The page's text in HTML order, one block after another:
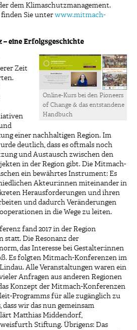
dem Klimaschutzmanagement.
Sie unter www.mitmach-
eine Erfolgsgeschichte
Online-Kurs bei den Pioneers
of Change & das entstandene
Handbuch
Zeit
einer nachhaltigen Region. Im
deutlich, dass es oftmals noch
und Austausch zwischen den
in der Region gibt. Die Mitmach-
ein bewährtes Instrument: Es
Akteur:innen miteinander in
Herausforderungen und ihren
und dadurch Veränderungen
in die Wege zu leiten.
fand 2017 in der Region
statt. Die Resonanz der
das Interesse bei Gestalter:innen
Es folgten Mitmach-Konferenzen im
Alle Veranstaltungen waren ein
Anfragen aus anderen Regionen
Konzept der Mitmach-Konferenzen
Programms für alle zugänglich zu
wir das nun gemeinsam
Matthias Middendorf,
Stiftung. Übrigens: Das